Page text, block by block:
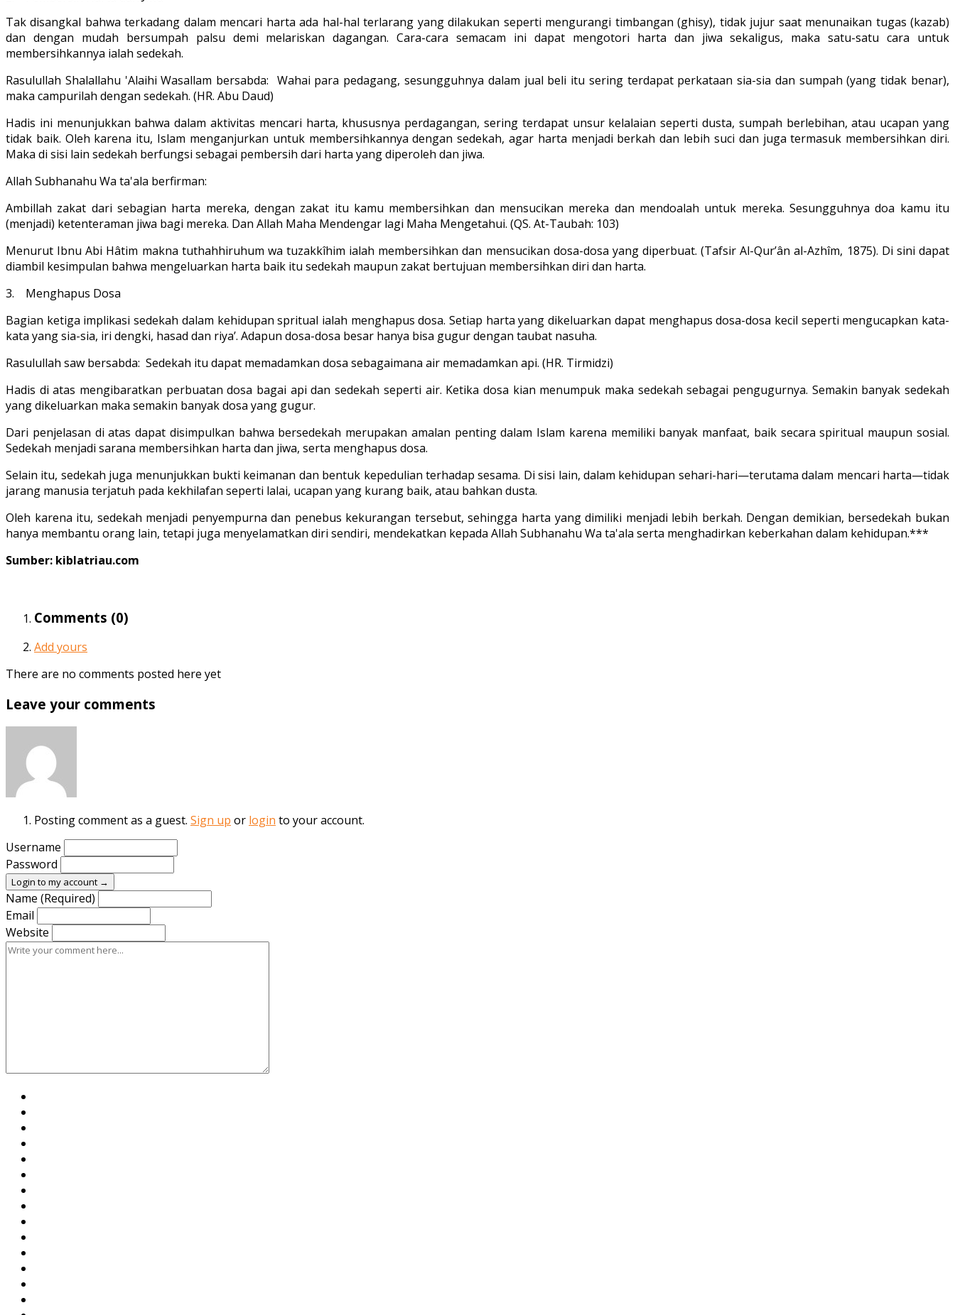
Tak disangkal bahwa terkadang dalam mencari harta ada hal-hal terlarang yang dilakukan seperti mengurangi timbangan (ghisy), tidak jujur saat menunaikan tugas (kazab)
dan dengan mudah bersumpah palsu demi melariskan dagangan. Cara-cara semacam ini dapat mengotori harta dan jiwa sekaligus, maka satu-satu cara untuk
membersihkannya ialah sedekah.
Rasulullah Shalallahu 'Alaihi Wasallam bersabda: Wahai para pedagang, sesungguhnya dalam jual beli itu sering terdapat perkataan sia-sia dan sumpah (yang tidak benar),
maka campurilah dengan sedekah. (HR. Abu Daud)
Hadis ini menunjukkan bahwa dalam aktivitas mencari harta, khususnya perdagangan, sering terdapat unsur kelalaian seperti dusta, sumpah berlebihan, atau ucapan yang
tidak baik. Oleh karena itu, Islam menganjurkan untuk membersihkannya dengan sedekah, agar harta menjadi berkah dan lebih suci dan juga termasuk membersihkan diri.
Maka di sisi lain sedekah berfungsi sebagai pembersih dari harta yang diperoleh dan jiwa.
Allah Subhanahu Wa ta'ala berfirman:
Ambillah zakat dari sebagian harta mereka, dengan zakat itu kamu membersihkan dan mensucikan mereka dan mendoalah untuk mereka. Sesungguhnya doa kamu itu
(menjadi) ketenteraman jiwa bagi mereka. Dan Allah Maha Mendengar lagi Maha Mengetahui. (QS. At-Taubah: 103)
Menurut Ibnu Abi Hâtim makna tuthahhiruhum wa tuzakkîhim ialah membersihkan dan mensucikan dosa-dosa yang diperbuat. (Tafsir Al-Qur’ân al-Azhîm, 1875). Di sini dapat
diambil kesimpulan bahwa mengeluarkan harta baik itu sedekah maupun zakat bertujuan membersihkan diri dan harta.
3. Menghapus Dosa
Bagian ketiga implikasi sedekah dalam kehidupan spritual ialah menghapus dosa. Setiap harta yang dikeluarkan dapat menghapus dosa-dosa kecil seperti mengucapkan kata-
kata yang sia-sia, iri dengki, hasad dan riya’. Adapun dosa-dosa besar hanya bisa gugur dengan taubat nasuha.
Rasulullah saw bersabda: Sedekah itu dapat memadamkan dosa sebagaimana air memadamkan api. (HR. Tirmidzi)
Hadis di atas mengibaratkan perbuatan dosa bagai api dan sedekah seperti air. Ketika dosa kian menumpuk maka sedekah sebagai pengugurnya. Semakin banyak sedekah
yang dikeluarkan maka semakin banyak dosa yang gugur.
Dari penjelasan di atas dapat disimpulkan bahwa bersedekah merupakan amalan penting dalam Islam karena memiliki banyak manfaat, baik secara spiritual maupun sosial.
Sedekah menjadi sarana membersihkan harta dan jiwa, serta menghapus dosa.
Selain itu, sedekah juga menunjukkan bukti keimanan dan bentuk kepedulian terhadap sesama. Di sisi lain, dalam kehidupan sehari-hari—terutama dalam mencari harta—tidak
jarang manusia terjatuh pada kekhilafan seperti lalai, ucapan yang kurang baik, atau bahkan dusta.
Oleh karena itu, sedekah menjadi penyempurna dan penebus kekurangan tersebut, sehingga harta yang dimiliki menjadi lebih berkah. Dengan demikian, bersedekah bukan
hanya membantu orang lain, tetapi juga menyelamatkan diri sendiri, mendekatkan kepada Allah Subhanahu Wa ta'ala serta menghadirkan keberkahan dalam kehidupan.***
Sumber: kiblatriau.com
Comments (0)
Add yours
There are no comments posted here yet
Leave your comments
Posting comment as a guest. Sign up or login to your account.
Username
Password
Login to my account →
Name (Required)
Email
Website